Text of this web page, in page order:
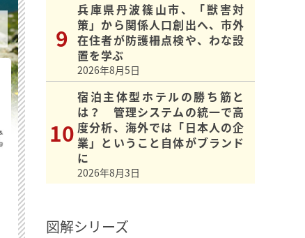
兵庫県丹波篠山市、「獣害対
策」から関係人口創出へ、市外
在住者が防護柵点検や、わな設
置を学ぶ
2026年8月5日
宿泊主体型ホテルの勝ち筋と
は？ 管理システムの統一で高
度分析、海外では「日本人の企
業」ということ自体がブランド
に
2026年8月3日
図解シリーズ